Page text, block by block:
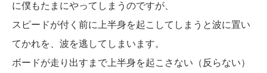
に僕もたまにやってしまうのですが、
スピードが付く前に上半身を起こしてしまうと波に置い
てかれを、波を逃してしまいます。
ボードが走り出すまで上半身を起こさない（反らない）